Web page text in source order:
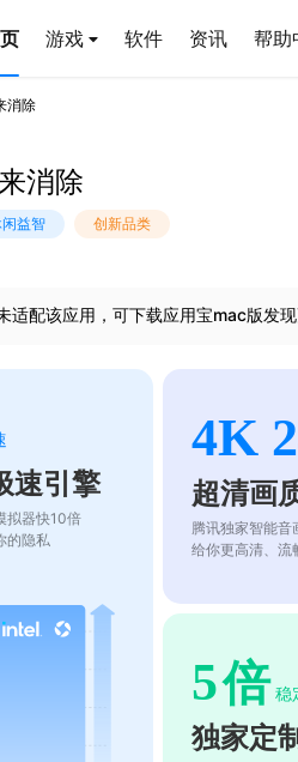
游戏 软件 资讯 帮助
消除
消除
益智 创新品类
适配该应用，可下载应用宝mac版发
速引擎
拟器快10倍
的隐私
4K
超清画
腾讯独家智能音
给你更高清、流
5倍 稳
独家定